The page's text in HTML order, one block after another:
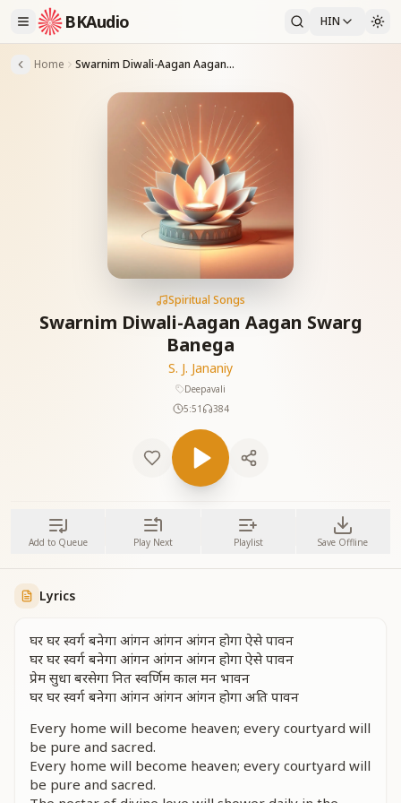
BKAudio HIN
Home Swarnim Diwali-Aagan Aagan Swarg Banega
Spiritual Songs
Swarnim Diwali-Aagan Aagan Swarg
Banega
S. J. Jananiy
Deepavali
5:51
384
Add to Queue Play Next Playlist Save Offline
Lyrics
घर घर स्वर्ग बनेगा आंगन आंगन आंगन होगा ऐसे पावन
घर घर स्वर्ग बनेगा आंगन आंगन आंगन होगा ऐसे पावन
प्रेम सुधा बरसेगा नित स्वर्णिम काल मन भावन
घर घर स्वर्ग बनेगा आंगन आंगन आंगन होगा अति पावन
Every home will become heaven; every courtyard will
be pure and sacred.
Every home will become heaven; every courtyard will
be pure and sacred.